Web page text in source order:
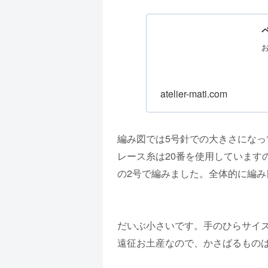
atelier-mati.com
編み図では5号針での大きさにな
レース糸は20番を使用していま
の2号で編みました。全体的に編
だいぶ小さいです。手のひらサイ
遠征お土産なので、かさばるもの